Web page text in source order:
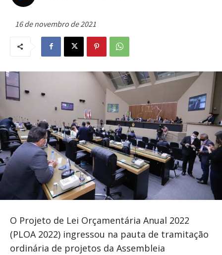
16 de novembro de 2021
O Projeto de Lei Orçamentária Anual 2022
(PLOA 2022) ingressou na pauta de tramitação
ordinária de projetos da Assembleia